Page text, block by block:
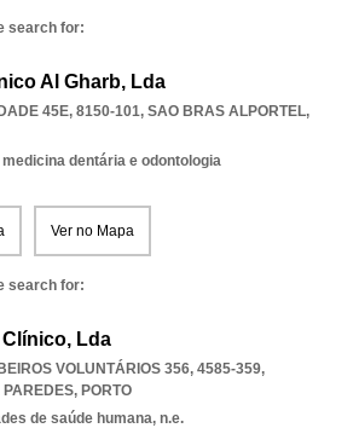
search for:
Al Gharb, Lda
45E, 8150-101, SAO BRAS ALPORTEL,
dentária e odontologia
Ver no Mapa
search for:
Lda
VOLUNTÁRIOS 356, 4585-359,
PAREDES, PORTO
de saúde humana, n.e.